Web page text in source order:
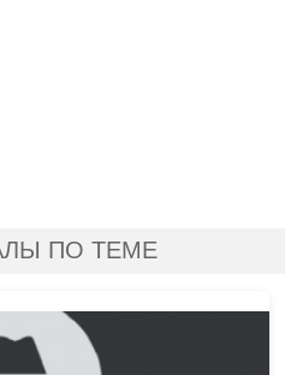
ПО ТЕМЕ